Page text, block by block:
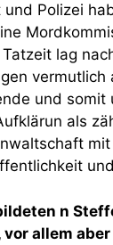
Polizei
lag
vermutlich
und somit
als
n
allem